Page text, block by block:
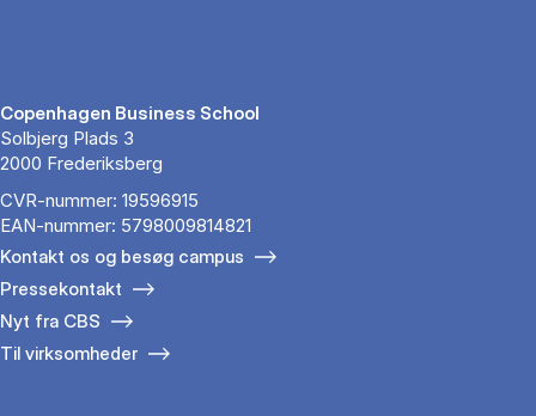
Copenhagen Business School
Solbjerg Plads 3
2000 Frederiksberg
CVR-nummer: 19596915
EAN-nummer: 5798009814821
Kontakt os og besøg campus
Pressekontakt
Nyt fra CBS
Til virksomheder